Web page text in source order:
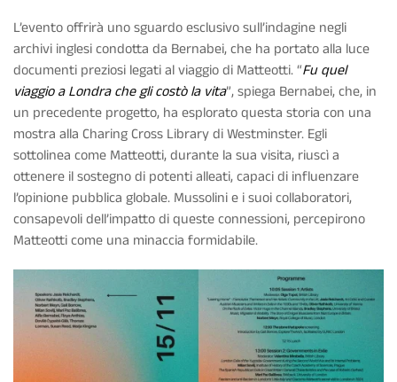
L’evento offrirà uno sguardo esclusivo sull’indagine negli
archivi inglesi condotta da Bernabei, che ha portato alla luce
documenti preziosi legati al viaggio di Matteotti. “Fu quel
viaggio a Londra che gli costò la vita”, spiega Bernabei, che, in
un precedente progetto, ha esplorato questa storia con una
mostra alla Charing Cross Library di Westminster. Egli
sottolinea come Matteotti, durante la sua visita, riuscì a
ottenere il sostegno di potenti alleati, capaci di influenzare
l’opinione pubblica globale. Mussolini e i suoi collaboratori,
consapevoli dell’impatto di queste connessioni, percepirono
Matteotti come una minaccia formidabile.